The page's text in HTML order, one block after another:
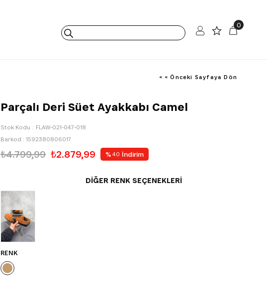
0
< < Önceki Sayfaya Dön
Parçalı Deri Süet Ayakkabı Camel
Stok Kodu
FLAW-021-047-018
Barkod : 1592380806017
₺4.799,99 ₺2.879,99 % 40 İndirim
DIĞER RENK SEÇENEKLERI
RENK